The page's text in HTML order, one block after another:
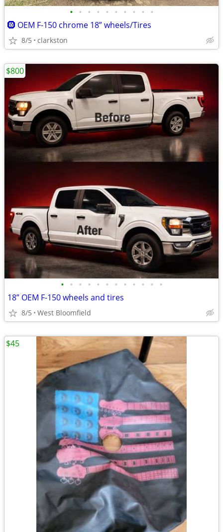
• • • • • • • • • •
🛞 OEM F-150 chrome 18” wheels/Tires
8/5 clarkston
• • • • • • • • • • • •
18” OEM F-150 wheels and tires
8/5 West Bloomfield
$800
$45